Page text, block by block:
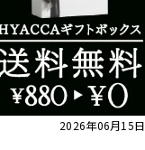
2026年06月15日